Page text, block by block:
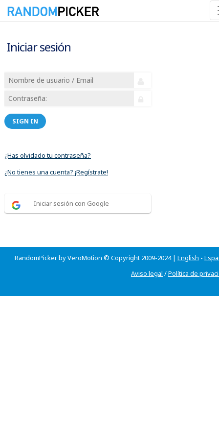
Iniciar sesión
SIGN IN
¿Has olvidado tu contraseña?
¿No tienes una cuenta? ¡Regístrate!
Iniciar sesión con Google
RandomPicker by VeroMotion © Copyright 2009-2024 | English -
Aviso legal /Política de